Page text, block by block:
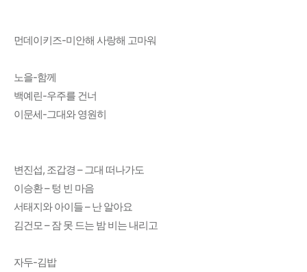
먼데이키즈-미안해 사랑해 고마워
노을-함께
백예린-우주를 건너
이문세-그대와 영원히
변진섭, 조갑경 – 그대 떠나가도
이승환 – 텅 빈 마음
서태지와 아이들 – 난 알아요
김건모 – 잠 못 드는 밤 비는 내리고
자두-김밥